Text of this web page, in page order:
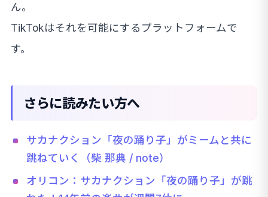
ん。
TikTokはそれを可能にするプラットフォームで
す。
さらに読みたい方へ
サカナクション「夜の踊り子」がミームと共に
跳ねていく（柴 那典 / note）
オリコン：サカナクション「夜の踊り子」が跳